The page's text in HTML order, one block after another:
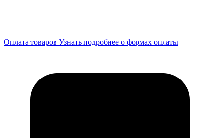
Оплата товаров Узнать подробнее о формах оплаты